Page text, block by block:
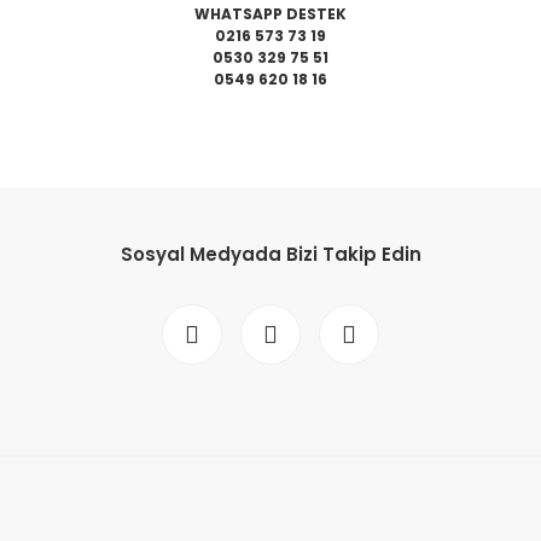
WHATSAPP DESTEK
0216 573 73 19
0530 329 75 51
0549 620 18 16
Sosyal Medyada Bizi Takip Edin